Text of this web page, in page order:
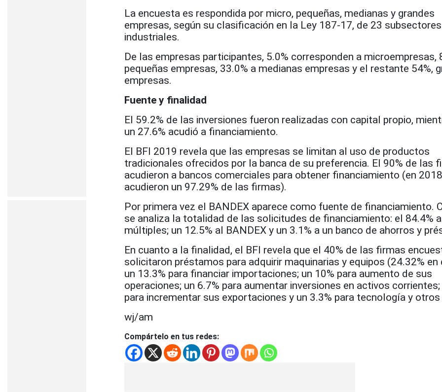
La encuesta es respondida por micro, pequeñas, medianas y grandes
empresas, según su clasificación en la Ley 187-17, de 23 subsectores
industriales.
De las empresas participantes, 5.0% corresponden a microempresas,
pequeñas empresas, 33.0% a medianas empresas y el restante 54%,
empresas.
Fuente y finalidad
El 59.2% de las inversiones fueron realizadas con capital propio,
un 27.6% acudió a financiamiento.
El BFI 2019 revela que las empresas se limitan al uso de productos
tradicionales ofrecidos por la banca de su preferencia. El 90% de las
acudieron a bancos comerciales para obtener financiamiento (en 2018
acudieron un 97.29% de las firmas).
Por primera vez el BANDEX aparece como fuente de financiamiento.
se analiza la totalidad de las solicitudes de financiamiento: el 84.4%
múltiples; un 12.5% al BANDEX y un 3.1% a un banco de ahorros y
En cuanto a la finalidad, el BFI revela que el 40% de las firmas
solicitaron préstamos para adquirir maquinarias y equipos (24.32% en
un 13.3% para financiar importaciones; un 10% para aumento de sus
operaciones; un 6.7% para aumentar inversiones en activos corrientes;
para incrementar sus exportaciones y un 3.3% para tecnología y
wj/am
Compártelo en tus redes: